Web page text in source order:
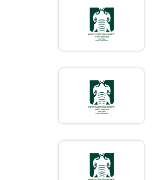
ประกาศผู้ชนะการเสนอราคา
จ้างจัดกิจกรรมวันเด็กแห่ง
ชาติ ประจำปี 2567 โดยวิธี
เฉพาะเจาะจง
ประกาศผู้ชนะการเสนอราคา
จ้างปรับปรุงโปรแกรมหักงบ
ประมาณ จำนวน 1 โปรแกรม
โดยวิธีเฉพาะเจาะจง
ประกาศผู้ชนะการเสนอราคา
ซื้อเครื่องสูบน้ำดับเพลิงชนิด